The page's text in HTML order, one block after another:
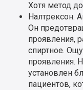
Хотя метод
Налтрексон.
Он
проявления,
спиртное.
проявления.
установлен
пациентов,